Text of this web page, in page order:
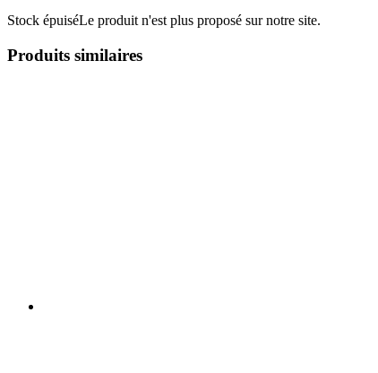
Stock épuiséLe produit n'est plus proposé sur notre site.
Produits similaires